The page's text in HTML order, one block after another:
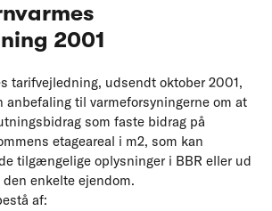
2001
tarifvejledning, udsendt oktober 2001,
anbefaling til varmeforsyningerne om at
som faste bidrag på
etageareal i m2, som kan
tilgængelige oplysninger i BBR eller ud
enkelte ejendom.
af: